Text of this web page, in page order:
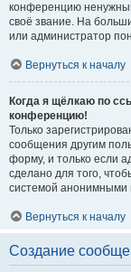
конференцию
своё звание. На
или администратор
Вернуться к началу
Когда я щёлкаю по
конференцию!
Только
сообщения другим
форму, и только если
сделано для того,
системой анонимными
Вернуться к началу
Создание